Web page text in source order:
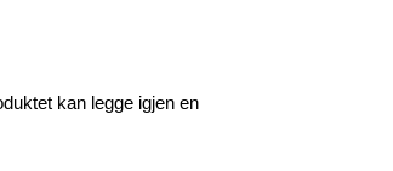
kan legge igjen en